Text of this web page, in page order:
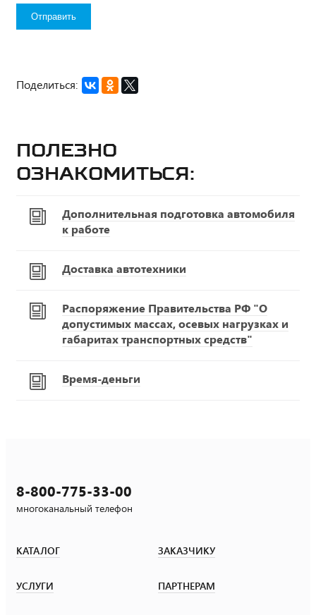
Поделиться:
Полезно
ознакомиться:
Дополнительная подготовка автомобиля
к работе
Доставка автотехники
Распоряжение Правительства РФ "О
допустимых массах, осевых нагрузках и
габаритах транспортных средств"
Время-деньги
8-800-775-33-00
многоканальный телефон
КАТАЛОГ ЗАКАЗЧИКУ
УСЛУГИ ПАРТНЕРАМ